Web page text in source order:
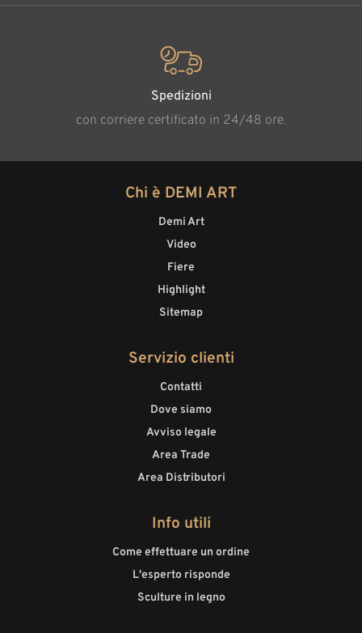
Spedizioni
con corriere certificato in 24/48 ore.
Chi è DEMI ART
Demi Art
Video
Fiere
Highlight
Sitemap
Servizio clienti
Contatti
Dove siamo
Avviso legale
Area Trade
Area Distributori
Info utili
Come effettuare un ordine
L'esperto risponde
Sculture in legno